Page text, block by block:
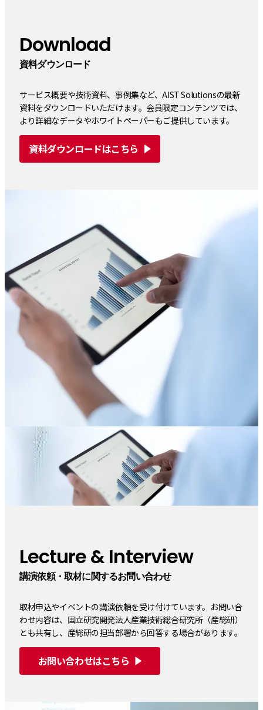
Download
資料ダウンロード
サービス概要や技術資料、事例集など、AIST Solutionsの最新
資料をダウンロードいただけます。会員限定コンテンツでは、
より詳細なデータやホワイトペーパーもご提供しています。
資料ダウンロードはこちら
Lecture & Interview
講演依頼・取材に関するお問い合わせ
取材申込やイベントの講演依頼を受け付けています。お問い合
わせ内容は、国立研究開発法人産業技術総合研究所（産総研）
とも共有し、産総研の担当部署から回答する場合があります。
お問い合わせはこちら